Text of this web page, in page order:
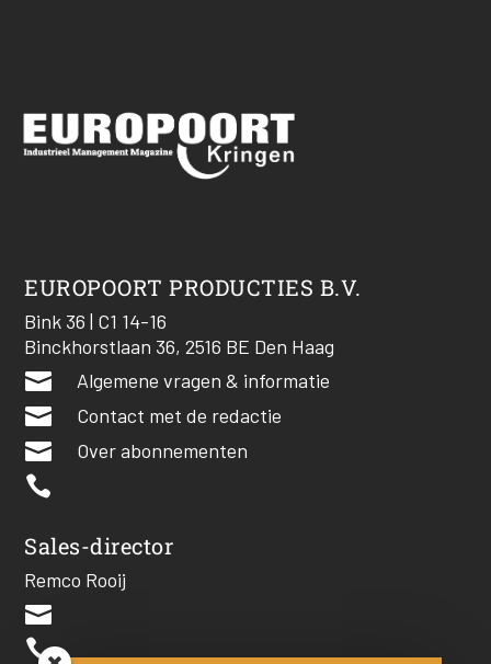
EUROPOORT PRODUCTIES B.V.
Bink 36 | C1 14-16
Binckhorstlaan 36, 2516 BE Den Haag
 Algemene vragen & informatie
 Contact met de redactie
 Over abonnementen

Sales-director
Remco Rooij

